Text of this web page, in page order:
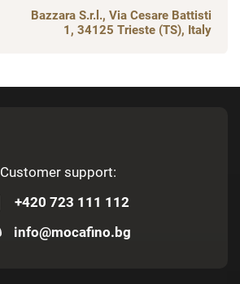
Bazzara S.r.l., Via Cesare Battisti
1, 34125 Trieste (TS), Italy
Customer support:
+420 723 111 112
info@mocafino.bg